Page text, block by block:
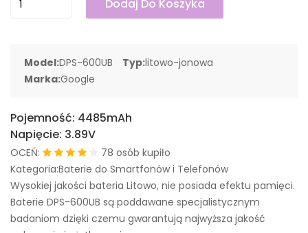
Dodaj Do Koszyka
Model:DPS-600UB Typ:litowo-jonowa
Marka:Google
Pojemność: 4485mAh
Napięcie: 3.89V
OCEŃ:
78 osób kupiło
Kategoria:Baterie do Smartfonów i Telefonów
Wysokiej jakości bateria Litowo, nie posiada efektu pamięci.
Baterie DPS-600UB są poddawane specjalistycznym
badaniom dzięki czemu gwarantują najwyższa jakość